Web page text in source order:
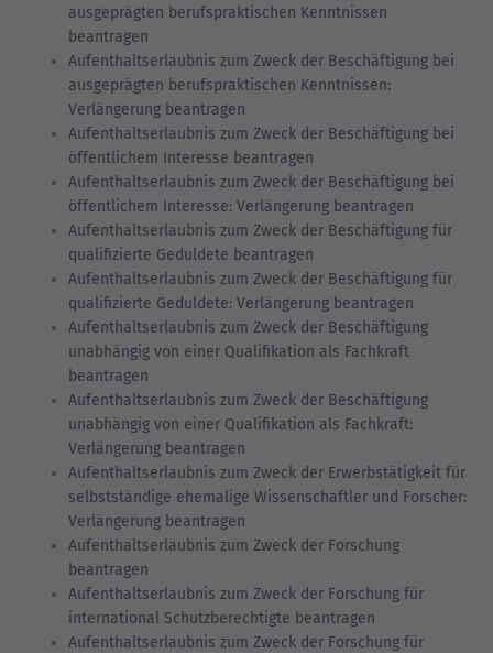
ausgeprägten berufspraktischen Kenntnissen
beantragen
Aufenthaltserlaubnis zum Zweck der Beschäftigung bei
ausgeprägten berufspraktischen Kenntnissen:
Verlängerung beantragen
Aufenthaltserlaubnis zum Zweck der Beschäftigung bei
öffentlichem Interesse beantragen
Aufenthaltserlaubnis zum Zweck der Beschäftigung bei
öffentlichem Interesse: Verlängerung beantragen
Aufenthaltserlaubnis zum Zweck der Beschäftigung für
qualifizierte Geduldete beantragen
Aufenthaltserlaubnis zum Zweck der Beschäftigung für
qualifizierte Geduldete: Verlängerung beantragen
Aufenthaltserlaubnis zum Zweck der Beschäftigung
unabhängig von einer Qualifikation als Fachkraft
beantragen
Aufenthaltserlaubnis zum Zweck der Beschäftigung
unabhängig von einer Qualifikation als Fachkraft:
Verlängerung beantragen
Aufenthaltserlaubnis zum Zweck der Erwerbstätigkeit für
selbstständige ehemalige Wissenschaftler und Forscher:
Verlängerung beantragen
Aufenthaltserlaubnis zum Zweck der Forschung
beantragen
Aufenthaltserlaubnis zum Zweck der Forschung für
international Schutzberechtigte beantragen
Aufenthaltserlaubnis zum Zweck der Forschung für